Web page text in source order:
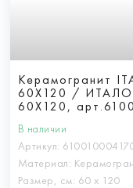
Керамогранит
60X120 /
60X120,
В наличии
Артикул:
Материал:
Размер, см: 60 х 120